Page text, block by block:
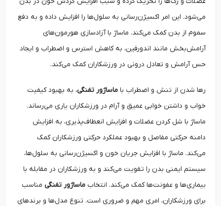
می‌شود. این امر اکسیژن‌رسانی به سلول‌ها را افزایش داده و به دفع
سموم از بدن کمک می‌کند. ماساژ با آزادسازی هورمون‌های
آرامش‌بخش مانند اندورفین، به کاهش استرس و اضطراب و ایجاد
حس آرامش و تعادل درونی در ورزشکاران کمک می‌کند.
رها شدن از تنش و اضطراب باماساژور تفنگی، به بهبود کیفیت
خواب و داشتن خوابی عمیق و آرام در ورزشکاران یاری می‌رساند.
ماساژ با شل کردن عضلات و افزایش انعطاف‌پذیری، به افزایش
دامنه حرکتی مفاصل و بهبود عملکرد حرکتی ورزشکاران کمک
می‌کند. ماساژ با افزایش جریان خون و اکسیژن‌رسانی به سلول‌ها،
سیستم ایمنی بدن را تقویت می‌کند و به ورزشکاران در مقابله با
بیماری‌ها و عفونت‌ها کمک می‌کند. انتخابماساژور تفنگیمناسب
برای ورزشکاران، امری مهم و ضروری است. تنوع مدل‌ها و برندهای